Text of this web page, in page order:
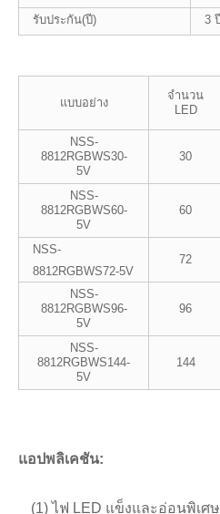
รับประกัน(ปี)
3 ปี
แบบอย่าง
จำนวน
LED
NSS-
8812RGBWS30-
5V
30
NSS-
8812RGBWS60-
5V
60
NSS-
8812RGBWS72-5V
72
NSS-
8812RGBWS96-
5V
96
NSS-
8812RGBWS144-
5V
144
แอปพลิเคชัน:
(1) ไฟ LED แข็งและอ่อนพิเศ